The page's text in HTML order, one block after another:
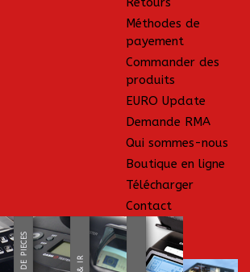
Méthodes de
payement
Commander des
produits
EURO Update
Demande RMA
Qui sommes-nous
Boutique en ligne
Télécharger
Contact